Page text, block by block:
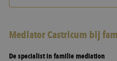
Mediator Castricum bij
De specialist in familie mediation